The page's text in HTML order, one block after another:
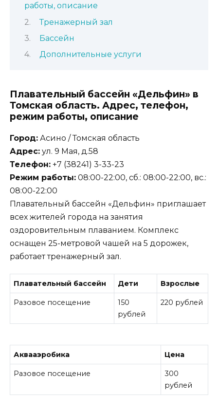
работы, описание
Тренажерный зал
Бассейн
Дополнительные услуги
Плавательный бассейн «Дельфин» в
Томская область. Адрес, телефон,
режим работы, описание
Город: Асино / Томская область
Адрес: ул. 9 Мая, д.58
Телефон: +7 (38241) 3-33-23
Режим работы: 08:00-22:00, сб.: 08:00-22:00, вс.:
08:00-22:00
Плавательный бассейн «Дельфин» приглашает
всех жителей города на занятия
оздоровительным плаванием. Комплекс
оснащен 25-метровой чашей на 5 дорожек,
работает тренажерный зал.
Плавательный бассейн Дети Взрослые
Разовое посещение
150
рублей
220 рублей
Аквааэробика Цена
Разовое посещение
300
рублей